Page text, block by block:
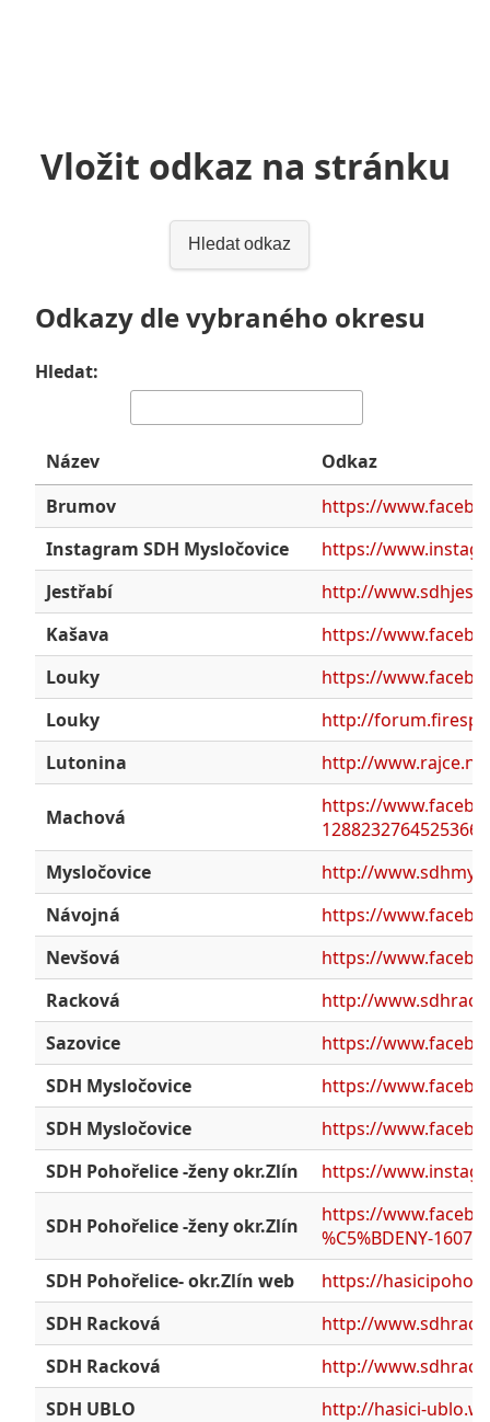
Vložit odkaz na stránku
Hledat odkaz
Odkazy dle vybraného okresu
Hledat:
Název
Odkaz
Brumov
https://
Instagram SDH Mysločovice
https://
Jestřabí
http://
Kašava
https://
Louky
https://
Louky
http://
Lutonina
http://
Machová
https://
Mysločovice
http://
Návojná
https://
Nevšová
https://
Racková
http://
Sazovice
https://
SDH Mysločovice
https://
SDH Mysločovice
https://
SDH Pohořelice -ženy okr.Zlín
https://
SDH Pohořelice -ženy okr.Zlín
https://
%C5%BDENY-
SDH Pohořelice- okr.Zlín web
https://
SDH Racková
http://
SDH Racková
http://
SDH UBLO
http://hasici-